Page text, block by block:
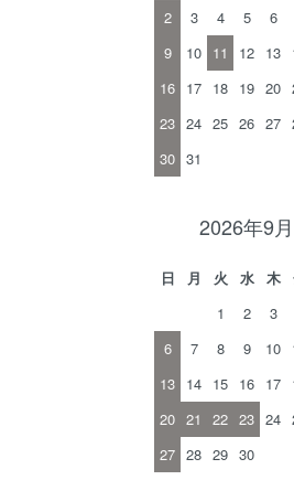
2
3 4 5 6
9
10 11 12 13
16 17 18 19 20
23 24 25 26 27
30 31
2026年9月
日 月 火 水 木
1
2 3
6
7 8 9 10
13 14 15 16 17
20 21 22 23 24
27 28 29 30